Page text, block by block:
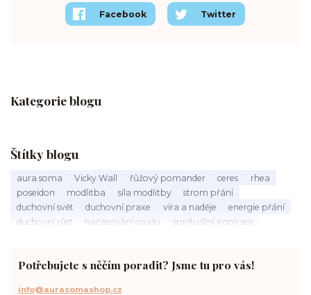
Kategorie blogu
Štítky blogu
aura soma Vicky Wall řůžový pomander ceres
rhea
poseidon
modlitba síla modlitby
strom přání
duchovní svět
duchovní praxe víra a naděje
energie přání
duchovní růst
načasování osudu
spirituální inspirace
Potřebujete s něčím poradit? Jsme tu pro vás!
info@aurasomashop.cz
Facebook Twitter